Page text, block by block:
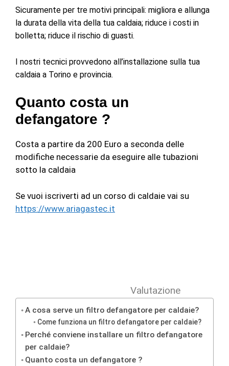
Sicuramente per tre motivi principali: migliora e allunga
la durata della vita della tua caldaia; riduce i costi in
bolletta; riduce il rischio di guasti.
I nostri tecnici provvedono all’installazione sulla tua
caldaia a Torino e provincia.
Quanto costa un
defangatore ?
Costa a partire da 200 Euro a seconda delle
modifiche necessarie da eseguire alle tubazioni
sotto la caldaia
Se vuoi iscriverti ad un corso di caldaie vai su
https://www.ariagastec.it
Valutazione
A cosa serve un filtro defangatore per caldaie?
Come funziona un filtro defangatore per caldaie?
Perché conviene installare un filtro defangatore
per caldaie?
Quanto costa un defangatore ?